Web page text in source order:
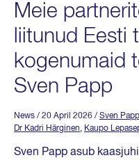
Meie
liitunud Eesti
kogenumaid
Sven Papp
News / 20 April 2026 / Sven Papp
Dr Kadri Härginen, Kaupo
Sven Papp asub